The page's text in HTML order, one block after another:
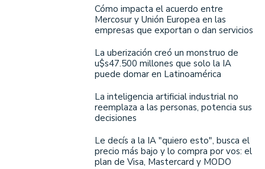
Cómo impacta el acuerdo entre
Mercosur y Unión Europea en las
empresas que exportan o dan servicios
La uberización creó un monstruo de
u$s47.500 millones que solo la IA
puede domar en Latinoamérica
La inteligencia artificial industrial no
reemplaza a las personas, potencia sus
decisiones
Le decís a la IA "quiero esto", busca el
precio más bajo y lo compra por vos: el
plan de Visa, Mastercard y MODO